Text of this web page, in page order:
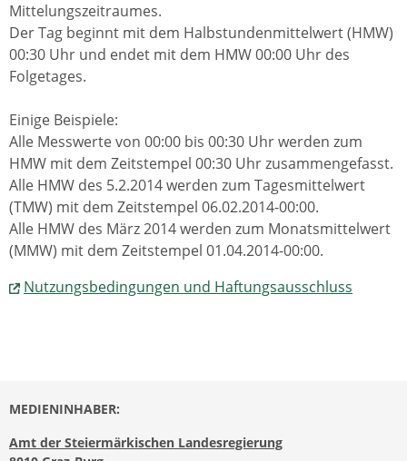
Mittelungszeitraumes.
Der Tag beginnt mit dem Halbstundenmittelwert (HMW)
00:30 Uhr und endet mit dem HMW 00:00 Uhr des
Folgetages.
Einige Beispiele:
Alle Messwerte von 00:00 bis 00:30 Uhr werden zum
HMW mit dem Zeitstempel 00:30 Uhr zusammengefasst.
Alle HMW des 5.2.2014 werden zum Tagesmittelwert
(TMW) mit dem Zeitstempel 06.02.2014-00:00.
Alle HMW des März 2014 werden zum Monatsmittelwert
(MMW) mit dem Zeitstempel 01.04.2014-00:00.
Nutzungsbedingungen und Haftungsausschluss
MEDIENINHABER:
Amt der Steiermärkischen Landesregierung